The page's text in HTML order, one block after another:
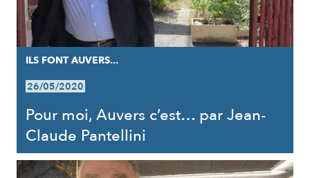
ILS FONT AUVERS...
26/05/2020
Pour moi, Auvers c’est… par Jean-
Claude Pantellini